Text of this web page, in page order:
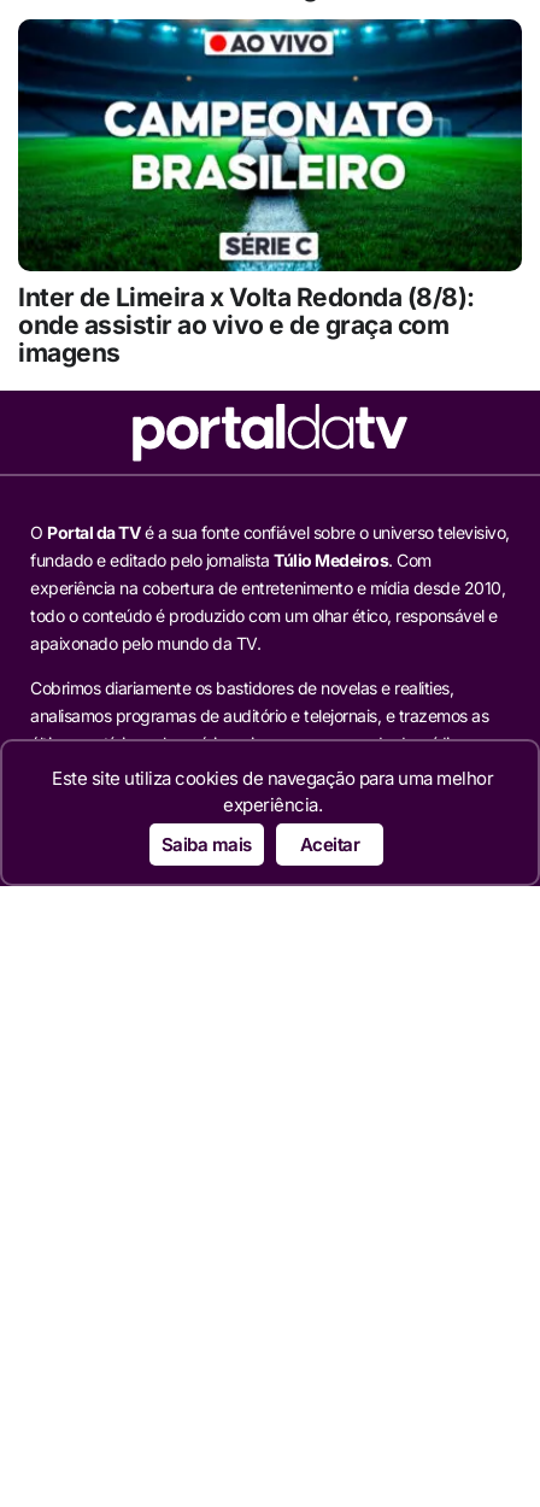
Inter de Limeira x Volta Redonda (8/8):
onde assistir ao vivo e de graça com
imagens
O Portal da TVé a sua fonte confiável sobre o universo televisivo,
fundado e editado pelo jornalista Túlio Medeiros. Com
experiência na cobertura de entretenimento e mídia desde 2010,
todo o conteúdo é produzido com um olhar ético, responsável e
apaixonado pelo mundo da TV.
Cobrimos diariamente os bastidores de novelas e realities,
analisamos programas de auditório e telejornais, e trazemos as
últimas notícias sobre séries, cinema e o mercado de mídia.
Nossa missão é fornecer informação factual, análises
aprofundadas e reportagens exclusivas para os leitores que
buscam mais do que o óbvio.
Este site utiliza cookies de navegação para uma melhor
experiência.
Saiba mais
Aceitar